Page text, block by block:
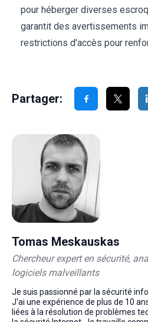
pour héberger diverses
garantit des avertissements
restrictions d'accès pour
Partager:
Tomas Meskauskas
Chercheur expert en sécurité,
logiciels malveillants
Je suis passionné par la sécurité
J'ai une expérience de plus de 10
liées à la résolution de problèmes